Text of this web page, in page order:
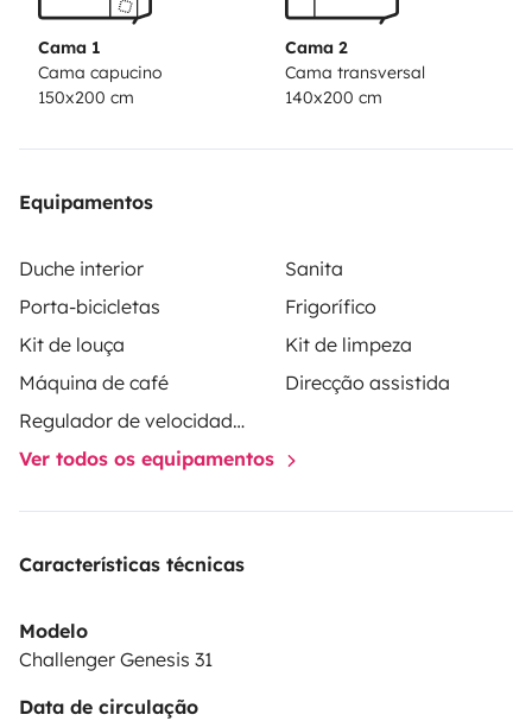
Cama 1
Cama capucino
150x200 cm
Cama 2
Cama transversal
140x200 cm
Equipamentos
Duche interior
Sanita
Porta-bicicletas
Frigorífico
Kit de louça
Kit de limpeza
Máquina de café
Direcção assistida
Regulador de velocidade / Cruise Control
Ver todos os equipamentos
Características técnicas
Modelo
Challenger Genesis 31
Data de circulação